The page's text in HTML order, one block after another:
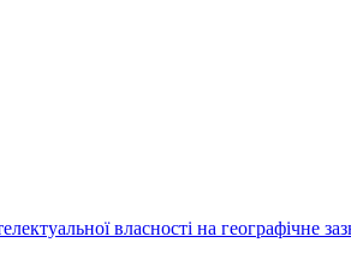
власності на географічне